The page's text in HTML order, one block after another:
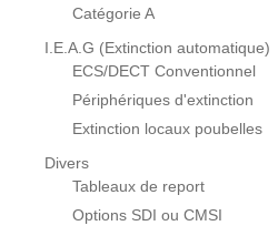
Catégorie A
I.E.A.G (Extinction automatique)
ECS/DECT Conventionnel
Périphériques d'extinction
Extinction locaux poubelles
Divers
Tableaux de report
Options SDI ou CMSI